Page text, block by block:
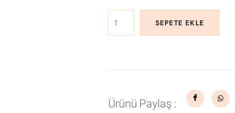
SEPETE EKLE
Ürünü Paylaş :